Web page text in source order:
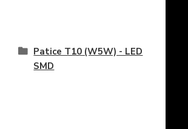
Patice T10 (W5W) - LED
SMD